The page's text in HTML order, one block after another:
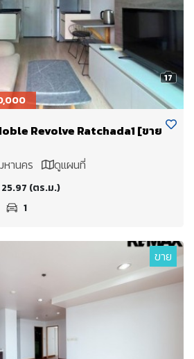
17
Revolve Ratchada1 [ขาย
หานคร
ดูแผนที่
25.97 (ตร.ม.)
1
ขาย